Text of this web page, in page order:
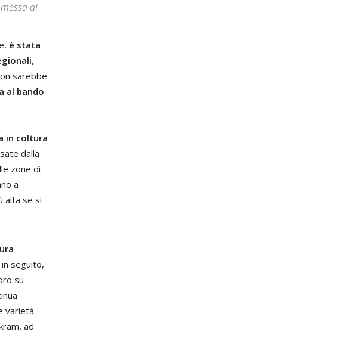
al
è stata
sarebbe
al bando
in coltura
dalla
zone di
a
alta se si
seguito,
su
varietà
ad